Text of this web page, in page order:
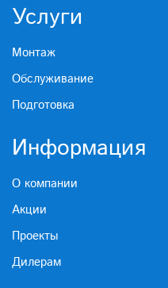
Услуги
Монтаж
Обслуживание
Подготовка
Информация
О компании
Акции
Проекты
Дилерам